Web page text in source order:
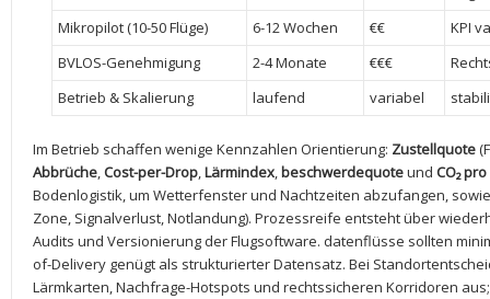
Mikropilot ​(10-50⁣ Flüge)
6-12 Wochen €€
KPI
BVLOS-Genehmigung
2-4 Monate €€€
Betrieb ‌& Skalierung
laufend variabel
Im Betrieb schaffen wenige‍ Kennzahlen Orientierung: Zustellquote
Abbrüche,Cost-per-Drop,Lärmindex,beschwerdequoteund‌ CO₂
‌Bodenlogistik, um Wetterfenster und Nachtzeiten​ abzufangen,
Zone, ⁢Signalverlust, Notlandung). Prozessreife entsteht über
Audits⁢ und Versionierung der​ Flugsoftware. datenflüsse sollten
of-Delivery⁣ genügt‌ als strukturierter Datensatz. Bei
Lärmkarten, ⁣Nachfrage-Hotspots und rechtssicheren Korridoren